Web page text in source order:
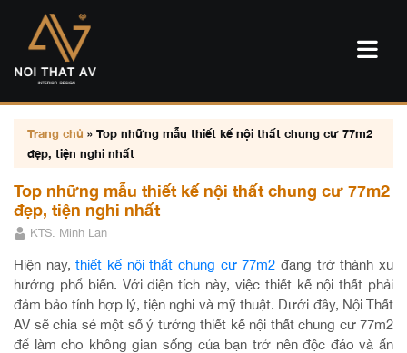
Trang chủ » Top những mẫu thiết kế nội thất chung cư 77m2
đẹp, tiện nghi nhất
Top những mẫu thiết kế nội thất chung cư 77m2
đẹp, tiện nghi nhất
KTS. Minh Lan
Hiện nay,thiết kế nội thất chung cư 77m2 đang trở thành xu
hướng phổ biến. Với diện tích này, việc thiết kế nội thất phải
đảm bảo tính hợp lý, tiện nghi và mỹ thuật. Dưới đây, Nội Thất
AV sẽ chia sẻ một số ý tưởng thiết kế nội thất chung cư 77m2
để làm cho không gian sống của bạn trở nên độc đáo và ấn